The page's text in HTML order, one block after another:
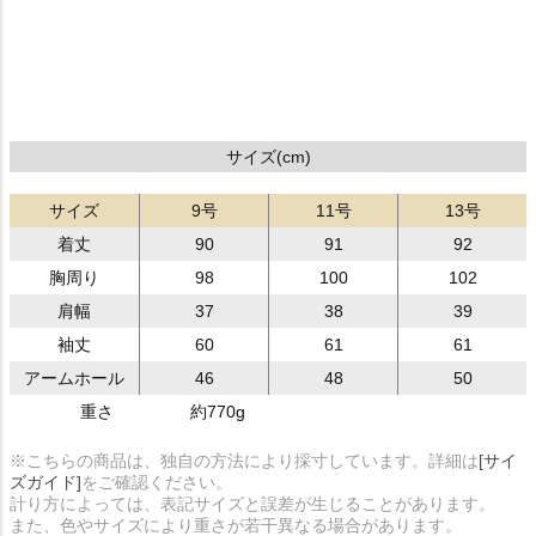
サイズ(cm)
サイズ 9号 11号
13号
着丈
90 91
92
胸周り
98 100
102
肩幅
37 38
39
袖丈
60 61
61
アームホール
46 48
50
重さ
約770g
※こちらの商品は、独自の方法により採寸しています。詳細は[サイ
ズガイド]をご確認ください。
計り方によっては、表記サイズと誤差が生じることがあります。
また、色やサイズにより重さが若干異なる場合があります。